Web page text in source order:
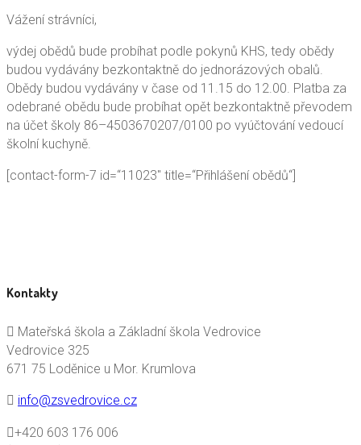
Vážení strávníci,
výdej obědů bude probíhat podle pokynů KHS, tedy obědy
budou vydávány bezkontaktně do jednorázových obalů.
Obědy budou vydávány v čase od 11.15 do 12.00. Platba za
odebrané obědu bude probíhat opět bezkontaktně převodem
na účet školy 86–4503670207/0100 po vyúčtování vedoucí
školní kuchyně.
[contact-form-7 id=“11023″ title=“Přihlášení obědů“]
Kontakty
Mateřská škola a Základní škola Vedrovice
Vedrovice 325
671 75 Loděnice u Mor. Krumlova
info@zsvedrovice.cz
+420 603 176 006